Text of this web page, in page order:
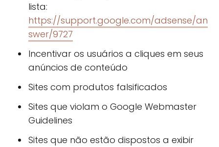
lista:
https://support.google.com/adsense/an
swer/9727
Incentivar os usuários a cliques em seus
anúncios de conteúdo
Sites com produtos falsificados
Sites que violam o Google Webmaster
Guidelines
Sites que não estão dispostos a exibir